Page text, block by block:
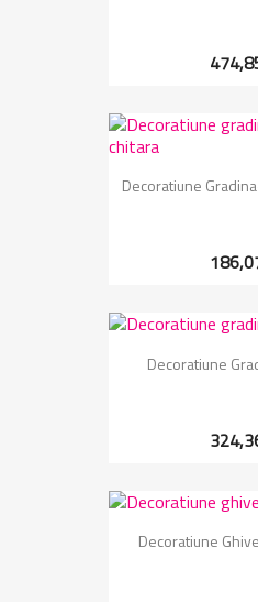
Decoratiune
Decoratiune
Decoratiune